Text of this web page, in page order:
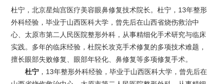
杜宁，北京星灿宫医疗美容眼鼻修复技术院长。杜宁，13年整形
外科经验，毕业于山西医科大学，曾先后在山西省烧伤救治中
心、太原市第二人民医院整形外科，从事精细化手术研究与临床
实践。多年的临床经验，杜院长攻克手术修复的多项技术难题，
擅长眼部失败修复、眼部年轻化、鼻修复等多项修复手术。
杜宁 ，13年整形外科经验，毕业于山西医科大学，曾先后在